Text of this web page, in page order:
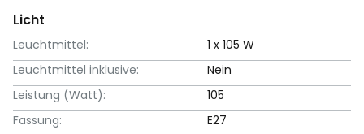
Licht
Leuchtmittel:
1 x 105 W
Leuchtmittel inklusive:
Nein
Leistung (Watt):
105
Fassung:
E27